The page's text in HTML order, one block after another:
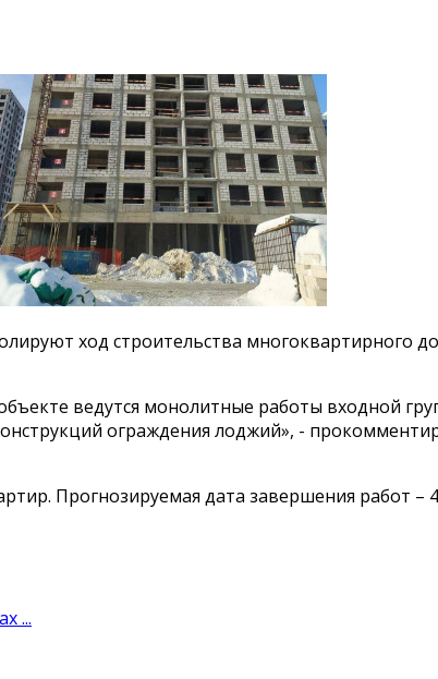
ход строительства
ведутся монолитные работы входной
ограждения лоджий», -
Прогнозируемая дата завершения работ –
...